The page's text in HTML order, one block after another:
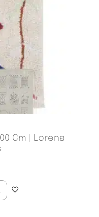
Cm | Lorena